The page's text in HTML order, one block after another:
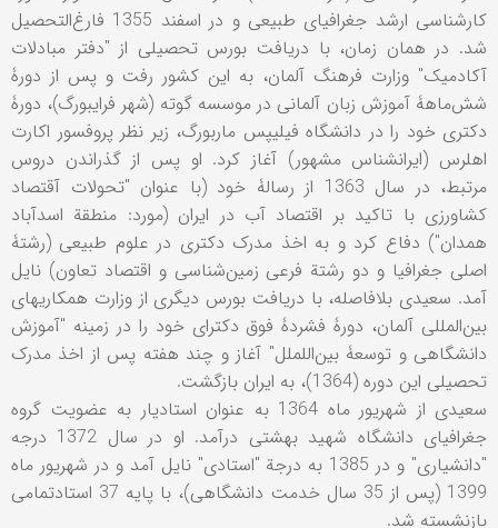
کارشناسی ارشد جغرافیای طبیعی و در اسفند 1355 فارغ‌التحصیل
شد. در همان زمان، با دریافت بورس تحصیلی از "دفتر مبادلات
آکادمیک" وزارت فرهنگ آلمان، به این کشور رفت و پس از دورۀ
شش‌ماهۀ آموزش زبان آلمانی در موسسه گوته (شهر فرایبورگ)، دورۀ
دکتری خود را در دانشگاه فیلیپس ماربورگ، زیر نظر پروفسور اکارت
اهلرس (ایرانشناس مشهور) آغاز کرد. او پس از گذراندن دروس
مرتبط، در سال 1363 از رسالۀ خود (با عنوان "تحولات آقتصاد
کشاورزی با تاکید بر اقتصاد آب در ایران (مورد: منطقة اسدآباد
همدان") دفاع کرد و به اخذ مدرک دکتری در علوم طبیعی (رشتۀ
اصلی جغرافیا و دو رشتة فرعی زمین‌شناسی و اقتصاد تعاون) نایل
آمد. سعیدی بلافاصله، با دریافت بورس دیگری از وزارت همکاریهای
بین‌المللی آلمان، دورۀ فشردۀ فوق دکترای خود را در زمینه "آموزش
دانشگاهی و توسعۀ بین‌اللملل" آغاز و چند هفته پس از اخذ مدرک
تحصیلی این دوره (1364)، به ایران بازگشت.
سعیدی از شهریور ماه 1364 به عنوان استادیار به عضویت گروه
جغرافیای دانشگاه شهید بهشتی درآمد. او در سال 1372 درجه
"دانشیاری" و در 1385 به درجة "استادی" نایل آمد و در شهریور ماه
1399 (پس از 35 سال خدمت دانشگاهی)، با پایه 37 استادتمامی
بازنشسته شد.